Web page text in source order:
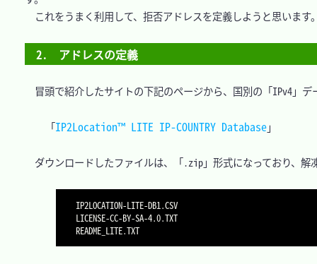
これをうまく利用して、拒否アドレスを定義しようと思います。
2.　アドレスの定義
冒頭で紹介したサイトの下記のページから、国別の「IPv4」デ
「IP2Location™ LITE IP-COUNTRY Database
ダウンロードしたファイルは、「.zip」形式になっており、解
IP2LOCATION-LITE-DB1.CSV
LICENSE-CC-BY-SA-4.0.TXT
README_LITE.TXT